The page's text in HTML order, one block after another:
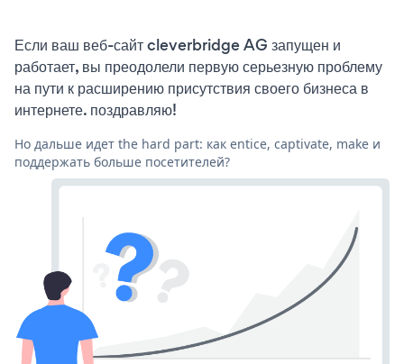
Если ваш веб-сайт cleverbridge AG запущен и
работает, вы преодолели первую серьезную проблему
на пути к расширению присутствия своего бизнеса в
интернете. поздравляю!
Но дальше идет the hard part: как entice, captivate, make и
поддержать больше посетителей?